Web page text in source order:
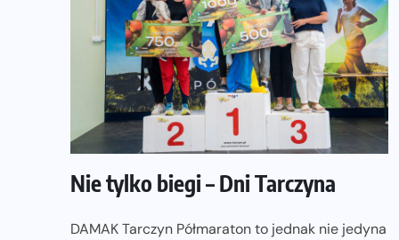
Nie tylko biegi – Dni Tarczyna
DAMAK Tarczyn Półmaraton to jednak nie jedyna